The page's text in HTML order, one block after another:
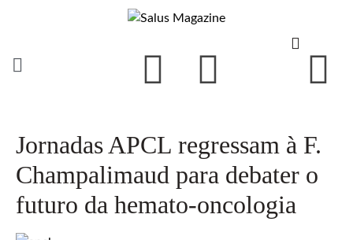
Jornadas APCL regressam à F.
Champalimaud para debater o
futuro da hemato-oncologia